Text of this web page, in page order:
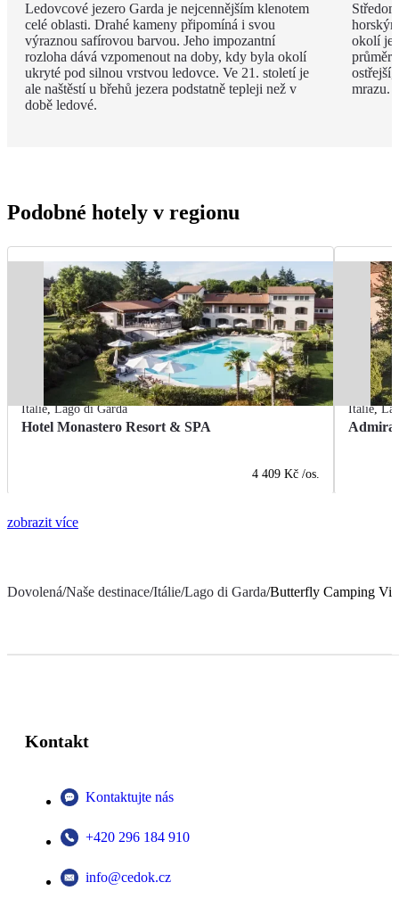
Ledovcové jezero Garda je nejcennějším klenotem
celé oblasti. Drahé kameny připomíná i svou
výraznou safírovou barvou. Jeho impozantní
rozloha dává vzpomenout na doby, kdy byla okolí
ukryté pod silnou vrstvou ledovce. Ve 21. století je
ale naštěstí u břehů jezera podstatně tepleji než v
době ledové.
okolí
mrazu.
Podobné hotely v regionu
Itálie,Lago di Garda
Hotel Monastero Resort & SPA
4 409 Kč /os.
Itálie,
zobrazit více
Dovolená/Naše destinace/Itálie/Lago di Garda/Butterfly Camping
Kontakt
Kontaktujte nás
+420 296 184 910
info@cedok.cz